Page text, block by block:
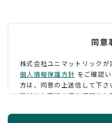
同意
株式会社ユニマットリック
個人情報保護方針 をご確認い
方は、同意の上送信して下さ
弊社はお客様の個人情報を
ように定め、保護に努めてお